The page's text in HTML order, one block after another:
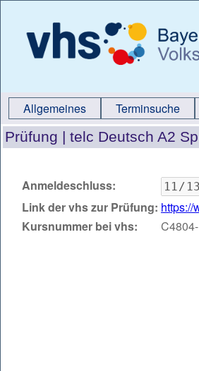
Allgemeines Terminsuche
Prüfung | telc Deutsch A2
Anmeldeschluss:
Link der vhs zur Prüfung: https://
Kursnummer bei vhs: